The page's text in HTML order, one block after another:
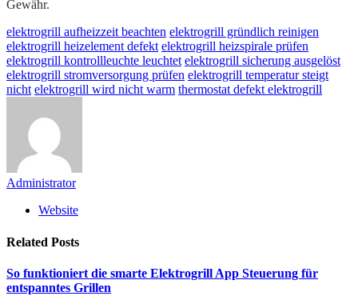
Gewähr.
elektrogrill aufheizzeit beachten elektrogrill gründlich reinigen
elektrogrill heizelement defekt elektrogrill heizspirale prüfen
elektrogrill kontrollleuchte leuchtet elektrogrill sicherung ausgelöst
elektrogrill stromversorgung prüfen elektrogrill temperatur steigt
nicht elektrogrill wird nicht warm thermostat defekt elektrogrill
Administrator
Website
Related Posts
So funktioniert die smarte Elektrogrill App Steuerung für
entspanntes Grillen